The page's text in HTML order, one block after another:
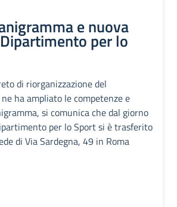
e nuova
per lo
di riorganizzazione del
ha ampliato le competenze e
si comunica che dal giorno
per lo Sport si è trasferito
di Via Sardegna, 49 in Roma